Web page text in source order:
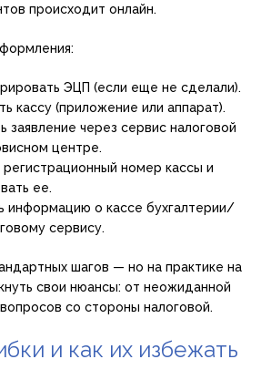
происходит онлайн.
ЭЦП (если еще не сделали).
кассу (приложение или аппарат).
заявление через сервис налоговой
центре.
регистрационный номер кассы и
ее.
информацию о кассе бухгалтерии/
сервису.
шагов — но на практике на
свои нюансы: от неожиданной
со стороны налоговой.
и как их избежать